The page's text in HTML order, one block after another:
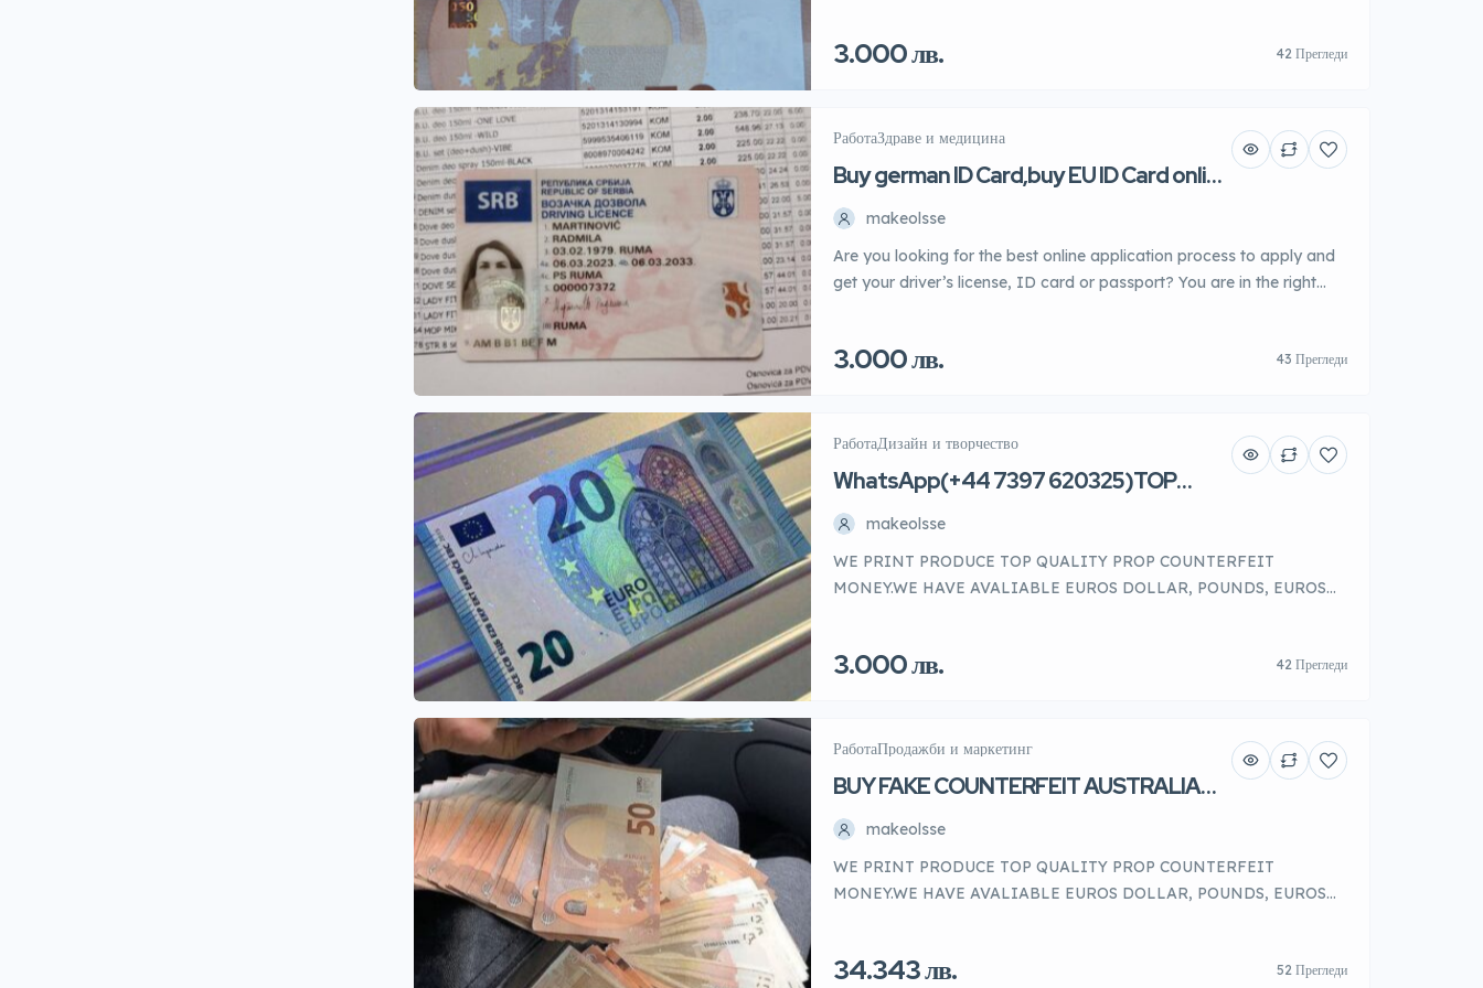
CARDS, IELTS, TOEFL, PTE AND ALL KIND OF DOCUMENTS YOU
3.000 лв. 42 Прегледи
РаботаЗдраве и медицина
Buy german ID Card,buy EU ID Card online
WhatsApp(+44 7397 620325)
makeolsse
Are you looking for the best online application process to apply and
get your driver’s license, ID card or passport? You are in the right
identification documents, driver’s license, ID card, enhanced driver’s
3.000 лв. 43 Прегледи
РаботаДизайн и творчество
WhatsApp(+44 7397 620325)TOP
QUALITY BANK NOTES(MONEY)
AVAILABLE
makeolsse
WE PRINT PRODUCE TOP QUALITY PROP COUNTERFEIT
MONEY.WE HAVE AVALIABLE EUROS DOLLAR, POUNDS, EUROS
CARDS, IELTS, TOEFL, PTE AND ALL KIND OF DOCUMENTS YOU
3.000 лв. 42 Прегледи
РаботаПродажби и маркетинг
BUY FAKE COUNTERFEIT AUSTRALIA
DOLLARS BILLS IN MELBOURNE
makeolsse
WE PRINT PRODUCE TOP QUALITY PROP COUNTERFEIT
MONEY.WE HAVE AVALIABLE EUROS DOLLAR, POUNDS, EUROS
CARDS, IELTS, TOEFL, PTE AND ALL KIND OF DOCUMENTS YOU
34.343 лв. 52 Прегледи